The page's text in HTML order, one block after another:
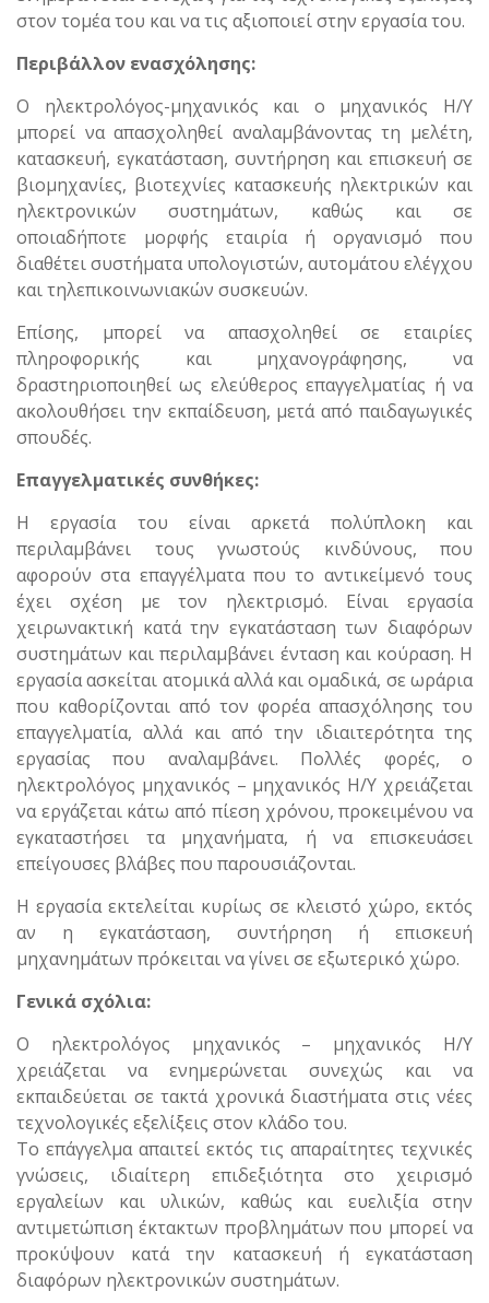
στον τομέα του και να τις αξιοποιεί στην εργασία του.
Περιβάλλον ενασχόλησης:
Ο ηλεκτρολόγος-μηχανικός και ο μηχανικός Η/Υ
μπορεί να απασχοληθεί αναλαμβάνοντας τη μελέτη,
κατασκευή, εγκατάσταση, συντήρηση και επισκευή σε
βιομηχανίες, βιοτεχνίες κατασκευής ηλεκτρικών και
ηλεκτρονικών συστημάτων, καθώς και σε
οποιαδήποτε μορφής εταιρία ή οργανισμό που
διαθέτει συστήματα υπολογιστών, αυτομάτου ελέγχου
και τηλεπικοινωνιακών συσκευών.
Επίσης, μπορεί να απασχοληθεί σε εταιρίες
πληροφορικής και μηχανογράφησης, να
δραστηριοποιηθεί ως ελεύθερος επαγγελματίας ή να
ακολουθήσει την εκπαίδευση, μετά από παιδαγωγικές
σπουδές.
Επαγγελματικές συνθήκες:
Η εργασία του είναι αρκετά πολύπλοκη και
περιλαμβάνει τους γνωστούς κινδύνους, που
αφορούν στα επαγγέλματα που το αντικείμενό τους
έχει σχέση με τον ηλεκτρισμό. Είναι εργασία
χειρωνακτική κατά την εγκατάσταση των διαφόρων
συστημάτων και περιλαμβάνει ένταση και κούραση. Η
εργασία ασκείται ατομικά αλλά και ομαδικά, σε ωράρια
που καθορίζονται από τον φορέα απασχόλησης του
επαγγελματία, αλλά και από την ιδιαιτερότητα της
εργασίας που αναλαμβάνει. Πολλές φορές, ο
ηλεκτρολόγος μηχανικός – μηχανικός Η/Υ χρειάζεται
να εργάζεται κάτω από πίεση χρόνου, προκειμένου να
εγκαταστήσει τα μηχανήματα, ή να επισκευάσει
επείγουσες βλάβες που παρουσιάζονται.
Η εργασία εκτελείται κυρίως σε κλειστό χώρο, εκτός
αν η εγκατάσταση, συντήρηση ή επισκευή
μηχανημάτων πρόκειται να γίνει σε εξωτερικό χώρο.
Γενικά σχόλια:
Ο ηλεκτρολόγος μηχανικός – μηχανικός Η/Υ
χρειάζεται να ενημερώνεται συνεχώς και να
εκπαιδεύεται σε τακτά χρονικά διαστήματα στις νέες
τεχνολογικές εξελίξεις στον κλάδο του.
Το επάγγελμα απαιτεί εκτός τις απαραίτητες τεχνικές
γνώσεις, ιδιαίτερη επιδεξιότητα στο χειρισμό
εργαλείων και υλικών, καθώς και ευελιξία στην
αντιμετώπιση έκτακτων προβλημάτων που μπορεί να
προκύψουν κατά την κατασκευή ή εγκατάσταση
διαφόρων ηλεκτρονικών συστημάτων.